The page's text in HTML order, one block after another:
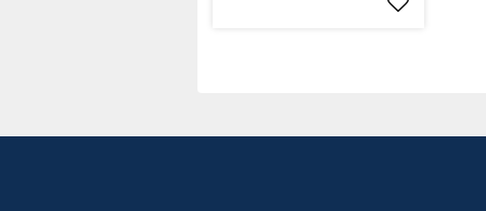
Lägg till i